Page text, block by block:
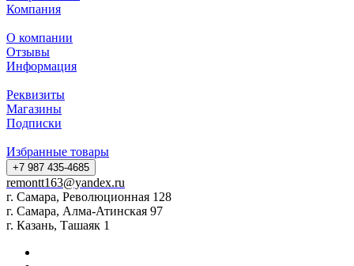
Компания
О компании
Отзывы
Информация
Реквизиты
Магазины
Подписки
Избранные товары
+7 987 435-4685
remontt163@yandex.ru
г. Самара, Революционная 128
г. Самара, Алма-Атинская 97
г. Казань, Ташаяк 1